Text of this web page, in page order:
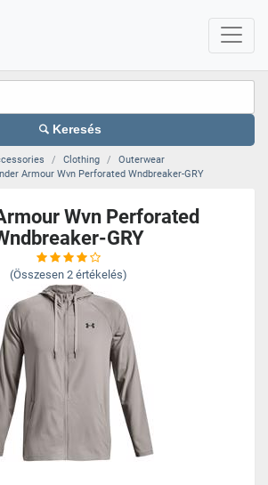
Keresés
Clothing
Outerwear
Armour Wvn Perforated Wndbreaker-GRY
Wvn Perforated
GRY
(Összesen 2 értékelés)